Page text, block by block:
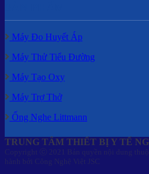
Máy Đo Huyết Áp
Máy Thử Tiểu Đường
Máy Tạo Oxy
Máy Trợ Thở
Ống Nghe Littmann
TRUNG TÂM THIẾT BỊ Y TẾ